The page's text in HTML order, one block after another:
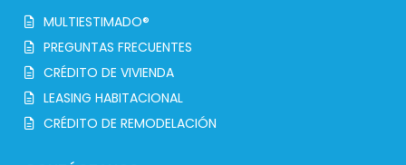
MULTIESTIMADO®
PREGUNTAS FRECUENTES
CRÉDITO DE VIVIENDA
LEASING HABITACIONAL
CRÉDITO DE REMODELACIÓN